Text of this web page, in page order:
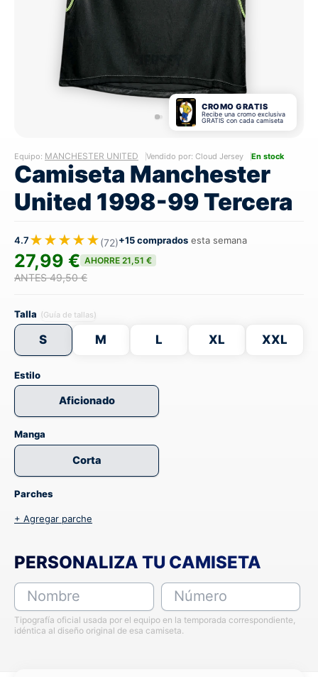
CROMO GRATIS
Recibe una cromo exclusiva
GRATIS con cada camiseta
Equipo: MANCHESTER UNITED Vendido por: Cloud Jersey En stock
Camiseta Manchester
United 1998-99 Tercera
4.7★★★★★(72)+15 comprados esta semana
27,99 € AHORRE 21,51 €
ANTES 49,50 €
Talla (Guía de tallas)
S M L XL XXL
Estilo
Aficionado
Manga
Corta
Parches
+ Agregar parche
PERSONALIZA TU CAMISETA
Nombre Número
Tipografía oficial usada por el equipo en la temporada correspondiente,
idéntica al diseño original de esa camiseta.